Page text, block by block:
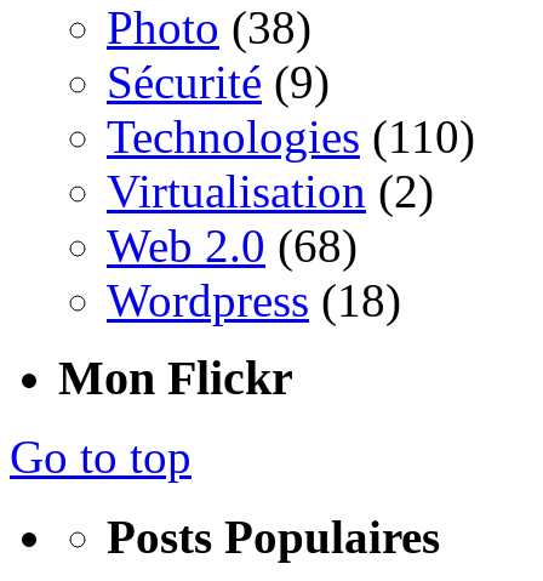
Photo (38)
Sécurité (9)
Technologies (110)
Virtualisation (2)
Web 2.0 (68)
Wordpress (18)
Mon Flickr
Go to top
Posts Populaires